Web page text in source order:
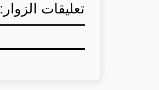
تعليقات الزوار: